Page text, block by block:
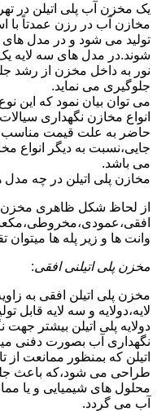
یک مخزن آب پلی اتیلن در
مخازن آب در رزن عمدتاً با
تولید می شود و در مدل
شوند.در مدل های سه لایه
نور به داخل مخزن از رشد
جلوگیری می نماید.
می توان بیان نمود که این
انواع مخازن نگهداری
حاضر به علت قیمت
جایی،نسبت به دیگر انواع
می باشد.
مخازن پلی اتیلن در چه مدل
از لحاظ شکل ظاهری مخزن
وانت ها و زیر پله ها میتوان
مخزن پلی اتیلنی افقی:
مخزن پلی اتیلن افقی به
لایه،دولایه و سه لایه قابل
دولایه پلی اتیلن بیشتر جهت
نگهداری آب بصورت دفنی
اتیلن که بمنظور ممانعت
طراحی می شود،که باعث
محلول های شیمیایی و یا
آب می گردد.